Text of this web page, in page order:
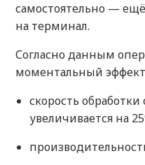
самостоятельно —
на терминал.
Согласно данным
моментальный
скорость
увеличивается на